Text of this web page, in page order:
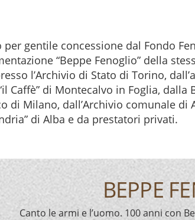
gentile concessione dal Fondo
“Beppe Fenoglio” della
l’Archivio di Stato di Torino,
Caffè” di Montecalvo in Foglia,
di Milano, dall’Archivio comunale di
di Alba e da prestatori privati.
BEPPE
Canto le armi e l’uomo. 100 anni con